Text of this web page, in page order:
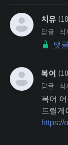
치유
답글 삭
댓
복어
답글 삭
복어
드릴게
https://